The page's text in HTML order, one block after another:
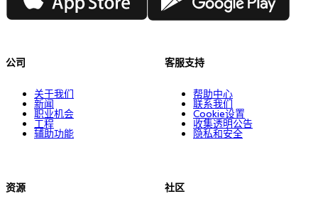
公司
关于我们
新闻
职业机会
工程
辅助功能
资源
客服支持
帮助中心
联系我们
Cookie设置
收集透明公告
隐私和安全
社区